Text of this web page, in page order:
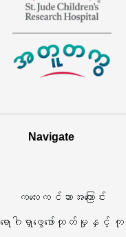
ဆေးရုံ
Navigate
ကလေးကင်ဆာအကြောင်း
ရောဂါရှာဖွေဖော်ထုတ်မှုနှင့် ကု